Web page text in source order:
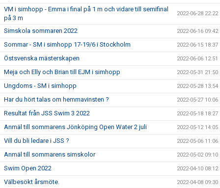
VM i simhopp - Emma i final på 1 m och vidare till semifinal
på 3 m
2022-06-28 22:22
Simskola sommaren 2022 2022-06-16 09:42
Sommar - SM i simhopp 17-19/6 i Stockholm 2022-06-15 18:37
Östsvenska mästerskapen 2022-06-06 12:51
Meja och Elly och Brian till EJM i simhopp 2022-05-31 21:50
Ungdoms - SM i simhopp 2022-05-28 13:54
Har du hört talas om hemmavinsten ? 2022-05-27 10:06
Resultat från JSS Swim 3 2022 2022-05-18 18:27
Anmäl till sommarens Jönköping Open Water 2 juli 2022-05-12 14:05
Vill du bli ledare i JSS ? 2022-05-06 11:06
Anmäl till sommarens simskolor 2022-05-02 09:10
Swim Open 2022 2022-04-10 08:12
Välbesökt årsmöte. 2022-04-08 09:30